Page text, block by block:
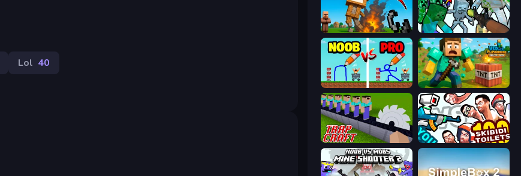
Lol 40
Noob Fuse
DOP Noob: Draw to Save Voxel Playground: Ragdoll Noob
Trap Craft You vs 100 Skibidi Toilets